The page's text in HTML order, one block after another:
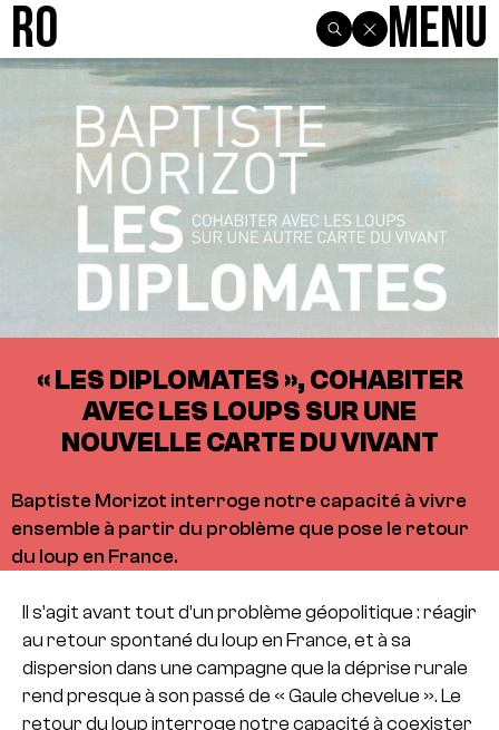
R0 Menu
« LES DIPLOMATES », COHABITER
AVEC LES LOUPS SUR UNE
NOUVELLE CARTE DU VIVANT
Baptiste Morizot interroge notre capacité à vivre
ensemble à partir du problème que pose le retour
du loup en France.
Il s’agit avant tout d’un problème géopolitique : réagir
au retour spontané du loup en France, et à sa
dispersion dans une campagne que la déprise rurale
rend presque à son passé de « Gaule chevelue ». Le
retour du loup interroge notre capacité à coexister